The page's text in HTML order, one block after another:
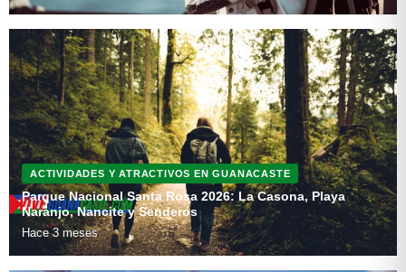
ACTIVIDADES Y ATRACTIVOS EN GUANACASTE
Parque Nacional Santa Rosa 2026: La Casona, Playa
Naranjo, Nancite y Senderos
Hace 3 meses